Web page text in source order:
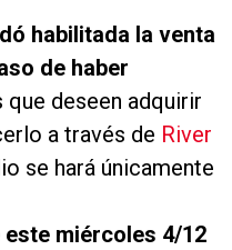
habilitada la venta
de haber
que deseen adquirir
a través de River
se hará únicamente
miércoles 4/12